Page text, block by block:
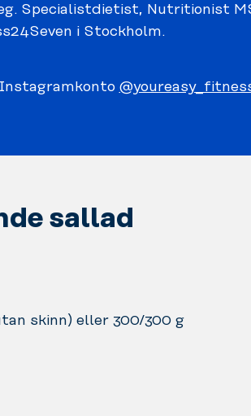
Specialistdietist, Nutritionist
i Stockholm.
sallad
skinn) eller 300/300 g